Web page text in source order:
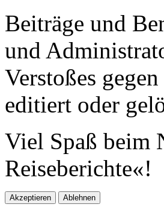
Beiträge und
und
Verstoßes
editiert oder
Viel Spaß beim
Reiseberichte«!